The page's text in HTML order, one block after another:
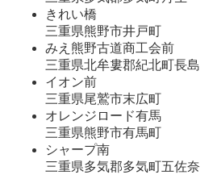
きれい橋
三重県熊野市井戸町
みえ熊野古道商工会前
三重県北牟婁郡紀北町長島
イオン前
三重県尾鷲市末広町
オレンジロード有馬
三重県熊野市有馬町
シャープ南
三重県多気郡多気町五佐奈